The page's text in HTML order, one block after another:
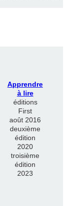
Apprendre
à lire
éditions
First
août 2016
deuxième
édition
2020
troisième
édition
2023